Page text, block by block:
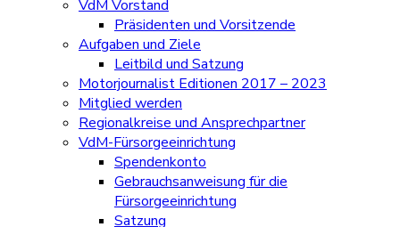
VdM Vorstand
Präsidenten und Vorsitzende
Aufgaben und Ziele
Leitbild und Satzung
Motorjournalist Editionen 2017 – 2023
Mitglied werden
Regionalkreise und Ansprechpartner
VdM-Fürsorgeeinrichtung
Spendenkonto
Gebrauchsanweisung für die
Fürsorgeeinrichtung
Satzung